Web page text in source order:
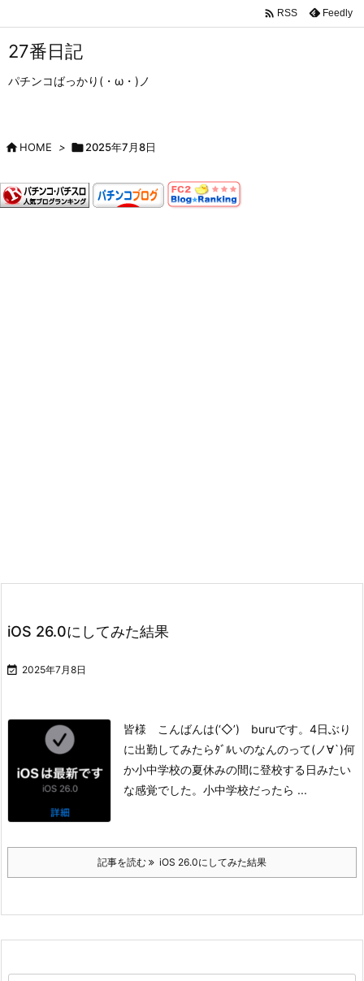
 RSS Feedly
27番日記
パチンコばっかり(・ω・)ノ
HOME > 2025年7月8日
iOS 26.0にしてみた結果
 2025年7月8日
皆様 こんばんは(‘◇’)ゞburuです。 4日ぶり
に出勤してみたらﾀﾞﾙいのなんのって(ノ∀`)何
か小中学校の夏休みの間に登校する日みたい
な感覚でした。 小中学校だったら ...
記事を読む iOS 26.0にしてみた結果